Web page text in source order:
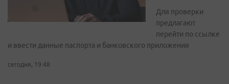
Для проверки
предлагают
перейти по ссылке
и ввести данные паспорта и банковского приложения
сегодня, 19:48